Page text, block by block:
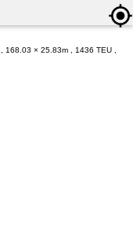
168.03 × 25.83m , 1436 TEU ,